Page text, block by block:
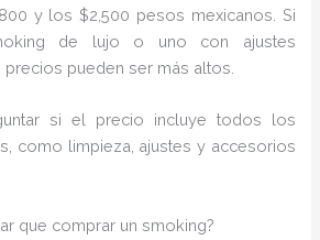
y los $2,500 pesos mexicanos. Si
de lujo o uno con ajustes
pueden ser más altos.
si el precio incluye todos los
como limpieza, ajustes y accesorios
que comprar un smoking?